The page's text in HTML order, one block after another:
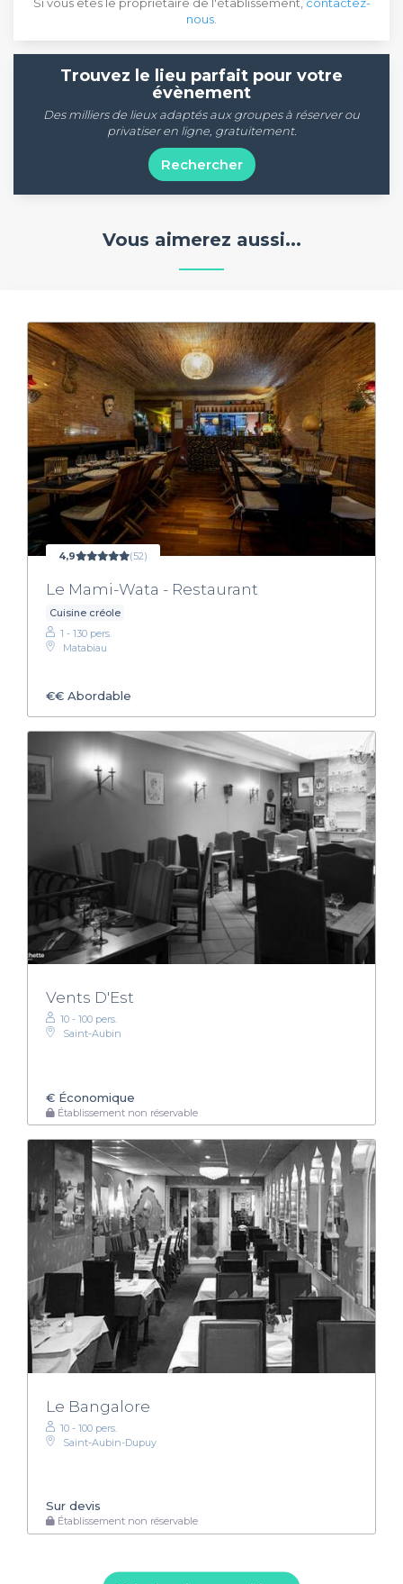
nous
Trouvez le lieu parfait pour votre
évènement
Des milliers de lieux adaptés aux groupes à réserver ou
privatiser en ligne, gratuitement.
Rechercher
Vous aimerez aussi...
4,9 (52)
Le Mami-Wata - Restaurant
Cuisine créole
1 - 130 pers.
Matabiau
€€ Abordable
Vents D'Est
10 - 100 pers.
Saint-Aubin
€ Économique
Établissement non réservable
Le Bangalore
10 - 100 pers.
Saint-Aubin-Dupuy
Sur devis
Établissement non réservable